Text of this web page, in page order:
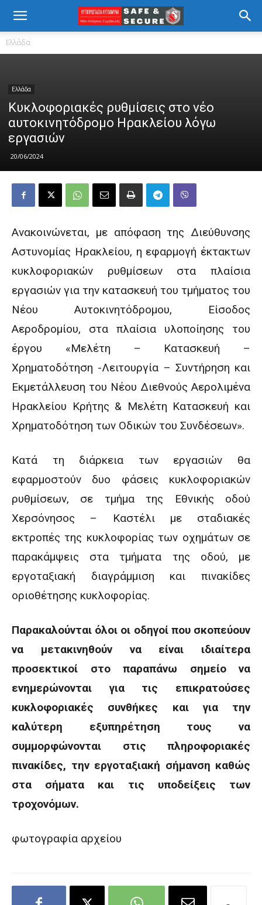
Ελλάδα
Ελλάδα
Κυκλοφοριακές ρυθμίσεις στο νέο
αυτοκινητόδρομο Ηρακλείου λόγω
εργασιών
20/06/2024
Ανακοινώνεται, με απόφαση της Διεύθυνσης
Αστυνομίας Ηρακλείου, η εφαρμογή έκτακτων
κυκλοφοριακών ρυθμίσεων στα πλαίσια
εργασιών για την κατασκευή του τμήματος του
Νέου Αυτοκινητόδρομου, Είσοδος
Αεροδρομίου, στα πλαίσια υλοποίησης του
έργου «Μελέτη – Κατασκευή –
Χρηματοδότηση -Λειτουργία – Συντήρηση και
Εκμετάλλευση του Νέου Διεθνούς Αερολιμένα
Ηρακλείου Κρήτης & Μελέτη Κατασκευή και
Χρηματοδότηση των Οδικών του Συνδέσεων».
Κατά τη διάρκεια των εργασιών θα
εφαρμοστούν δυο φάσεις κυκλοφοριακών
ρυθμίσεων, σε τμήμα της Εθνικής οδού
Χερσόνησος – Καστέλι με σταδιακές
εκτροπές της κυκλοφορίας των οχημάτων σε
παρακάμψεις στα τμήματα της οδού, με
εργοταξιακή διαγράμμιση και πινακίδες
οριοθέτησης κυκλοφορίας.
Παρακαλούνται όλοι οι οδηγοί που σκοπεύουν
να μετακινηθούν να είναι ιδιαίτερα
προσεκτικοί στο παραπάνω σημείο να
ενημερώνονται για τις επικρατούσες
κυκλοφοριακές συνθήκες και για την
καλύτερη εξυπηρέτηση τους να
συμμορφώνονται στις πληροφοριακές
πινακίδες, την εργοταξιακή σήμανση καθώς
στα σήματα και τις υποδείξεις των
τροχονόμων.
φωτογραφία αρχείου